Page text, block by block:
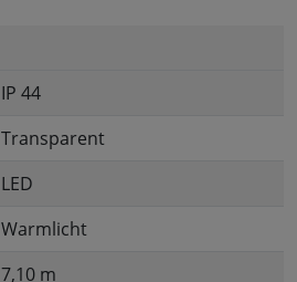
IP 44
Transparent
LED
Warmlicht
7,10 m